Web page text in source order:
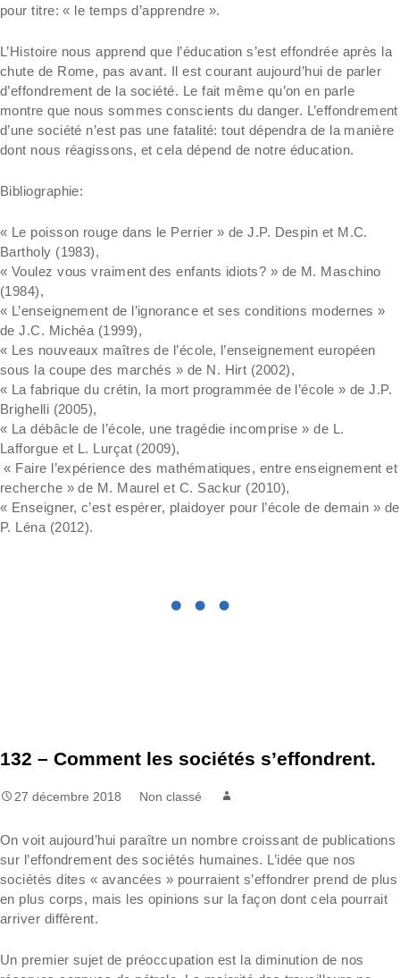
pour titre: « le temps d’apprendre ».
L’Histoire nous apprend que l’éducation s’est effondrée après la
chute de Rome, pas avant. Il est courant aujourd’hui de parler
d’effondrement de la société. Le fait même qu’on en parle
montre que nous sommes conscients du danger. L’effondrement
d’une société n’est pas une fatalité: tout dépendra de la manière
dont nous réagissons, et cela dépend de notre éducation.
Bibliographie:
« Le poisson rouge dans le Perrier » de J.P. Despin et M.C.
Bartholy (1983),
« Voulez vous vraiment des enfants idiots? » de M. Maschino
(1984),
« L’enseignement de l’ignorance et ses conditions modernes »
de J.C. Michéa (1999),
« Les nouveaux maîtres de l’école, l’enseignement européen
sous la coupe des marchés » de N. Hirt (2002),
« La fabrique du crétin, la mort programmée de l’école » de J.P.
Brighelli (2005),
« La débâcle de l’école, une tragédie incomprise » de L.
Lafforgue et L. Lurçat (2009),
« Faire l’expérience des mathématiques, entre enseignement et
recherche » de M. Maurel et C. Sackur (2010),
« Enseigner, c’est espérer, plaidoyer pour l’école de demain » de
P. Léna (2012).
132 – Comment les sociétés s’effondrent.
27 décembre 2018 Non classé
On voit aujourd’hui paraître un nombre croissant de publications
sur l’effondrement des sociétés humaines. L’idée que nos
sociétés dites « avancées » pourraient s’effondrer prend de plus
en plus corps, mais les opinions sur la façon dont cela pourrait
arriver diffèrent.
Un premier sujet de préoccupation est la diminution de nos